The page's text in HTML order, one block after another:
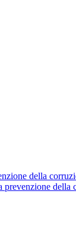
della
prevenzione della